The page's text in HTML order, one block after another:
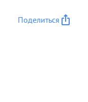
Поделиться